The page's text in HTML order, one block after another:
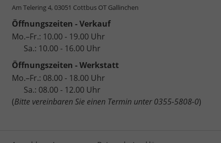
Am Telering 4, 03051 Cottbus OT Gallinchen
Öffnungszeiten - Verkauf
Mo.–Fr.: 10.00 - 19.00 Uhr
Sa.: 10.00 - 16.00 Uhr
Öffnungszeiten - Werkstatt
Mo.–Fr.: 08.00 - 18.00 Uhr
Sa.: 08.00 - 12.00 Uhr
(Bitte vereinbaren Sie einen Termin unter 0355-5808-0)